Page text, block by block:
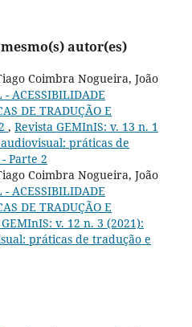
autor(es)
Coimbra Nogueira, João
- ACESSIBILIDADE
DE TRADUÇÃO E
, Revista GEMInIS: v. 13 n. 1
práticas de
Parte 2
Coimbra Nogueira, João
- ACESSIBILIDADE
DE TRADUÇÃO E
v. 12 n. 3 (2021):
práticas de tradução e